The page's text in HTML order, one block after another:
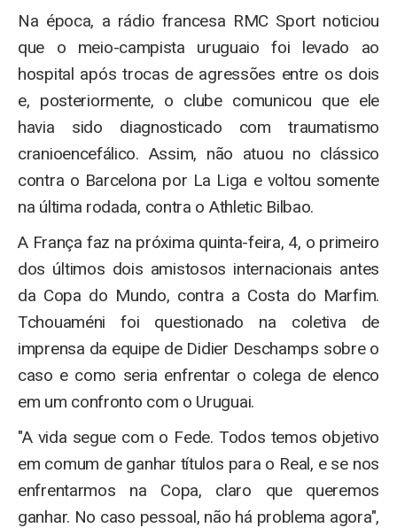
Na época, a rádio francesa RMC Sport noticiou
que o meio-campista uruguaio foi levado ao
hospital após trocas de agressões entre os dois
e, posteriormente, o clube comunicou que ele
havia sido diagnosticado com traumatismo
cranioencefálico. Assim, não atuou no clássico
contra o Barcelona por La Liga e voltou somente
na última rodada, contra o Athletic Bilbao.
A França faz na próxima quinta-feira, 4, o primeiro
dos últimos dois amistosos internacionais antes
da Copa do Mundo, contra a Costa do Marfim.
Tchouaméni foi questionado na coletiva de
imprensa da equipe de Didier Deschamps sobre o
caso e como seria enfrentar o colega de elenco
em um confronto com o Uruguai.
"A vida segue com o Fede. Todos temos objetivo
em comum de ganhar títulos para o Real, e se nos
enfrentarmos na Copa, claro que queremos
ganhar. No caso pessoal, não há problema agora",